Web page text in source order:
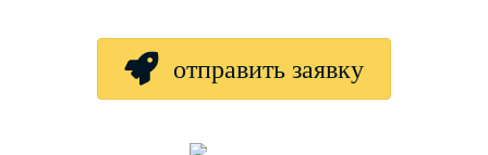
отправить заявку